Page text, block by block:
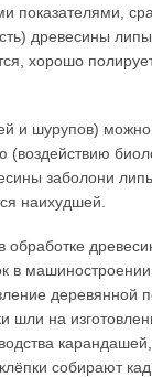
показателями,
древесины
хорошо
и шурупов)
заболони
наихудшей.
в
деревянной
на
собирают